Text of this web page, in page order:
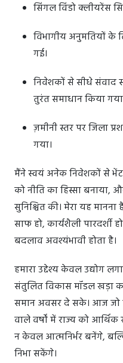
सिंगल विंडो क्लीयरेंस
विभागीय अनुमतियों के
गई।
निवेशकों से सीधे संवाद
तुरंत समाधान किया
ज़मीनी स्तर पर जिला
गया।
मैंने स्वयं अनेक निवेशकों से
को नीति का हिस्सा बनाया,
सुनिश्चित की। मेरा यह
साफ हो, कार्यशैली पारदर्शी
बदलाव अवश्यंभावी होता है।
हमारा उद्देश्य केवल उद्योग
संतुलित विकास मॉडल खड़ा
समान अवसर दे सके। आज जो
वाले वर्षों में राज्य को
न केवल आत्मनिर्भर बनेंगे,
निभा सकेंगे।